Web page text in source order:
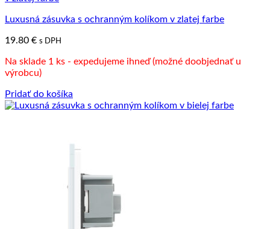
Luxusná zásuvka s ochranným kolíkom v zlatej farbe
19.80 € s DPH
Na sklade 1 ks - expedujeme ihneď (možné doobjednať u
výrobcu)
Pridať do košíka